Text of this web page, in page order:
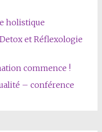
holistique
et Réflexologie
commence !
– conférence